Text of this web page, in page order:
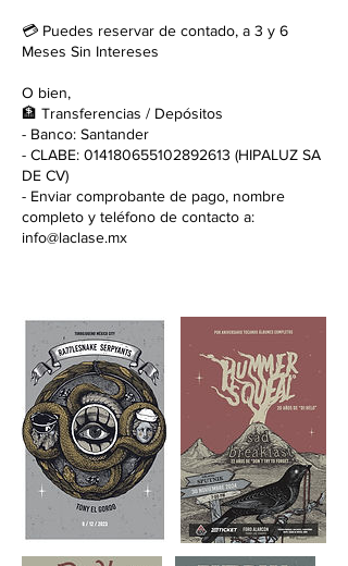
💳 Puedes reservar de contado, a 3 y 6
Meses Sin Intereses
O bien,
🏦 Transferencias / Depósitos
- Banco: Santander
- CLABE: 014180655102892613 (HIPALUZ SA
DE CV)
- Enviar comprobante de pago, nombre
completo y teléfono de contacto a:
info@laclase.mx